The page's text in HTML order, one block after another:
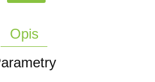
Opis